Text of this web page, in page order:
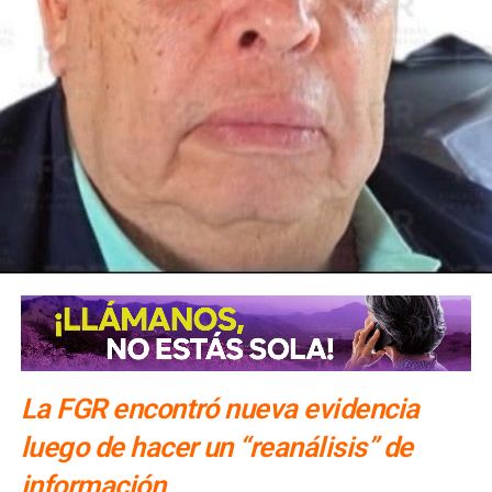
emergencia provocada por las intensas lluvias en el
estado.
También lee:
Mario Delgado visitará la Huasteca para
evaluar daños en escuelas: SEGE
ARTÍCULOS RELACIONADOS:
GOBIERNO FEDERAL
OPERATIVO ÁEREO
Claudia Sheinbaum continúa recorrido por
municipios afectados por lluvias
NO TE PIERDAS
En sesión maratónica la Cámara de Diputados
modifica Ley de Amparo
La FGR encontró nueva evidencia
luego de hacer un “reanálisis” de